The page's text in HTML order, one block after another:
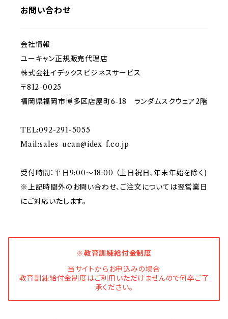
お問い合わせ
会社情報
ユーキャン正規販売代理店
株式会社イデックスビジネスサービス
〒812-0025
福岡県福岡市博多区店屋町6-18 ランダムスクウェア2階
TEL:092-291-5055
Mail:sales-ucan@idex-f.co.jp
受付時間：平日9:00～18:00 （土日祝日、年末年始を除く)
※上記時間外のお問い合わせ、ご注文については翌営業日
にご対応いたします。
※教育訓練給付金制度
当サイトからお申込みの場合
教育訓練給付金制度はご利用いただけませんので何卒ご了
承ください。